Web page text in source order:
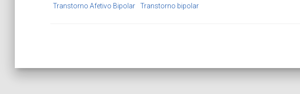
Transtorno Afetivo Bipolar
Transtorno bipolar